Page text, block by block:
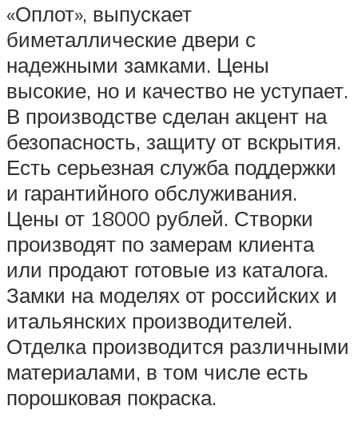
«Оплот», выпускает
биметаллические двери с
надежными замками. Цены
высокие, но и качество не уступает.
В производстве сделан акцент на
безопасность, защиту от вскрытия.
Есть серьезная служба поддержки
и гарантийного обслуживания.
Цены от 18000 рублей. Створки
производят по замерам клиента
или продают готовые из каталога.
Замки на моделях от российских и
итальянских производителей.
Отделка производится различными
материалами, в том числе есть
порошковая покраска.